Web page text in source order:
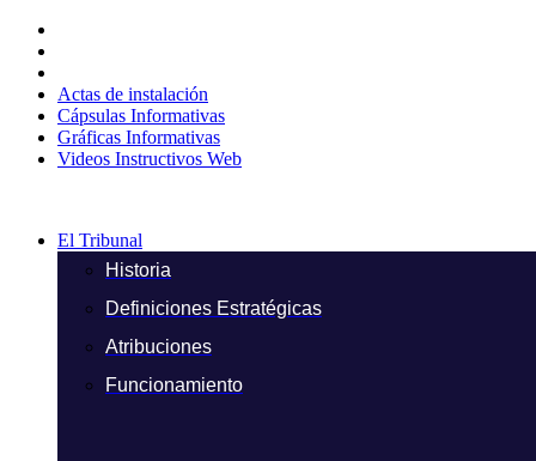
contenido
Actas de instalación
Cápsulas Informativas
Gráficas Informativas
Videos Instructivos Web
El Tribunal
Historia
Definiciones Estratégicas
Atribuciones
Funcionamiento